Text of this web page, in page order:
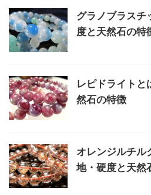
グラノブラスチ
度と天然石の特
レピドライトと
然石の特徴
オレンジルチル
地・硬度と天然